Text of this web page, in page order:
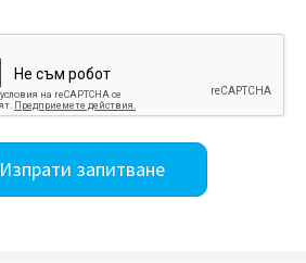
Изпрати запитване